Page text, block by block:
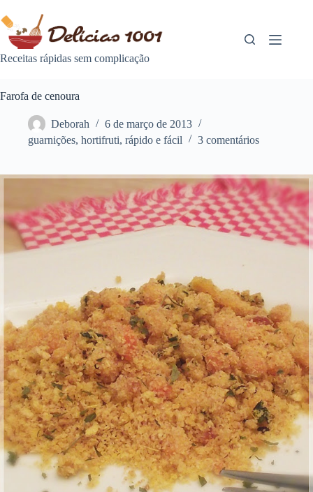
para
conteúdo
Receitas rápidas sem complicação
Farofa de cenoura
Deborah
6 de março de 2013
guarnições, hortifruti, rápido e fácil 3 comentários